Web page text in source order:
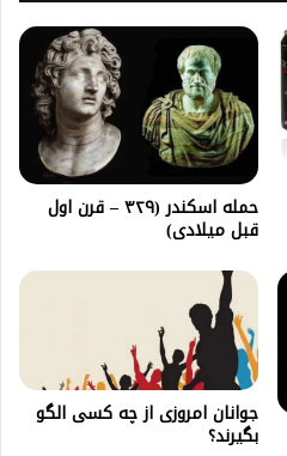
حمله اسکندر (۳۲۹ – قرن اول
قبل میلادی)
جوانان امروزی از چه کسی الگو
بگیرند؟